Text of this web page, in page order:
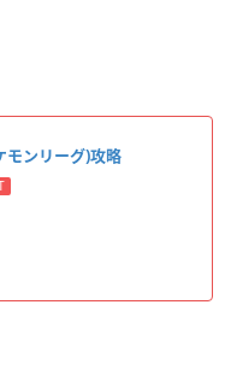
モンリーグ)攻略